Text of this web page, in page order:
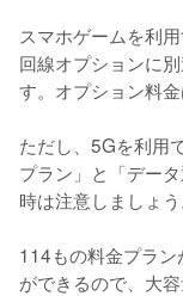
スマホゲームを利
回線オプションに
す。オプション料金
ただし、5Gを利用
プラン」と「デー
時は注意しましょう
114もの料金プラ
ができるので、大